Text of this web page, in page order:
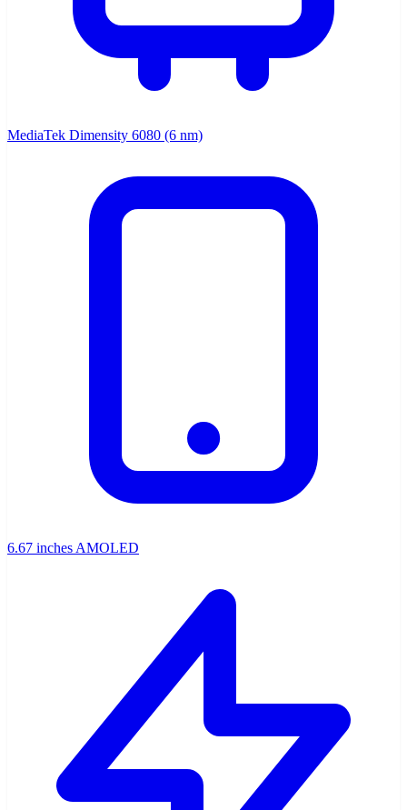
MediaTek Dimensity 6080 (6 nm)
6.67 inches AMOLED